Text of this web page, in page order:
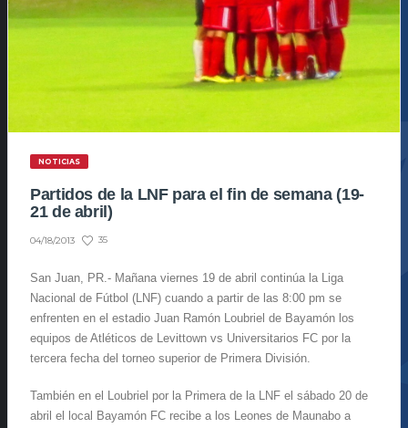
NOTICIAS
Partidos de la LNF para el fin de semana (19-
21 de abril)
04/18/2013 35
San Juan, PR.- Mañana viernes 19 de abril continúa la Liga
Nacional de Fútbol (LNF) cuando a partir de las 8:00 pm se
enfrenten en el estadio Juan Ramón Loubriel de Bayamón los
equipos de Atléticos de Levittown vs Universitarios FC por la
tercera fecha del torneo superior de Primera División.
También en el Loubriel por la Primera de la LNF el sábado 20 de
abril el local Bayamón FC recibe a los Leones de Maunabo a